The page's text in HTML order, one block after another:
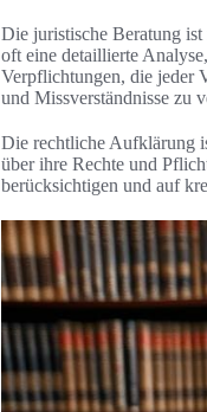
Die juristische Beratung
oft eine detaillierte
Verpflichtungen, die jeder
und Missverständnisse zu
Die rechtliche Aufklärung
über ihre Rechte und
berücksichtigen und auf